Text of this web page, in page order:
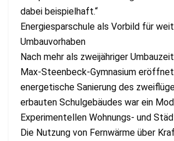
dabei beispielhaft.“
Energiesparschule als Vorbild für
Umbauvorhaben
Nach mehr als zweijähriger
Max-Steenbeck-Gymnasium
energetische Sanierung des
erbauten Schulgebäudes war ein
Experimentellen Wohnungs- und
Die Nutzung von Fernwärme über